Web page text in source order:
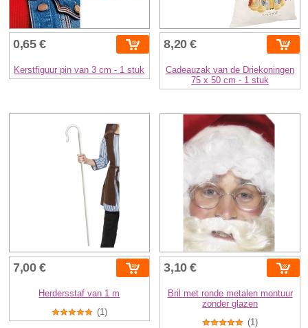
0,65 €
Kerstfiguur pin van 3 cm - 1 stuk
8,20 €
Cadeauzak van de Driekoningen
75 x 50 cm - 1 stuk
7,00 €
Herdersstaf van 1 m
(1)
3,10 €
Bril met ronde metalen montuur
zonder glazen
(1)